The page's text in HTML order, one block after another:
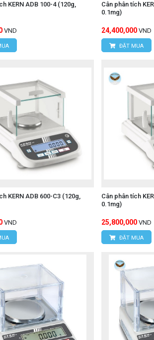
KERN ADB 100-4 (120g,
VND
Cân phân tích
0.1mg)
24,400,000 VND
ĐẶT MUA
KERN ADB 600-C3 (120g,
VND
Cân phân tích
0.1mg)
25,800,000 VND
ĐẶT MUA